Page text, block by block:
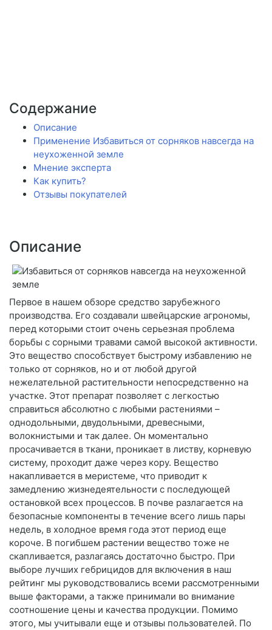
Содержание
Описание
Применение Избавиться от сорняков навсегда на
неухоженной земле
Мнение эксперта
Как купить?
Отзывы покупателей
Описание
Первое в нашем обзоре средство зарубежного
производства. Его создавали швейцарские агрономы,
перед которыми стоит очень серьезная проблема
борьбы с сорными травами самой высокой активности.
Это вещество способствует быстрому избавлению не
только от сорняков, но и от любой другой
нежелательной растительности непосредственно на
участке. Этот препарат позволяет с легкостью
справиться абсолютно с любыми растениями –
однодольными, двудольными, древесными,
волокнистыми и так далее. Он моментально
просачивается в ткани, проникает в листву, корневую
систему, проходит даже через кору. Вещество
накапливается в меристеме, что приводит к
замедлению жизнедеятельности с последующей
остановкой всех процессов. В почве разлагается на
безопасные компоненты в течение всего лишь пары
недель, в холодное время года этот период еще
короче. В погибшем растении вещество тоже не
скапливается, разлагаясь достаточно быстро. При
выборе лучших гебрицидов для включения в наш
рейтинг мы руководствовались всеми рассмотренными
выше факторами, а также принимали во внимание
соотношение цены и качества продукции. Помимо
этого, мы учитывали еще и отзывы пользователей. По